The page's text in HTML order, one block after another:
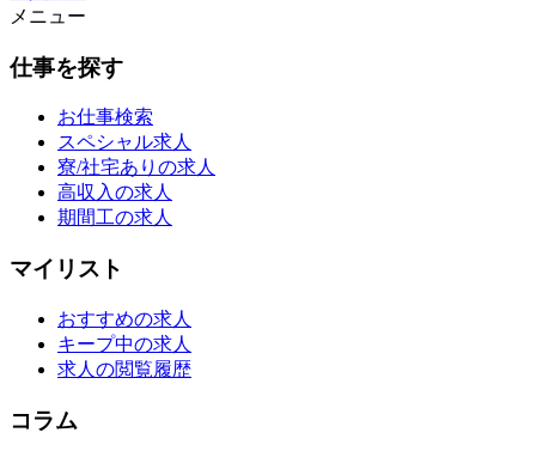
メニュー
仕事を探す
お仕事検索
スペシャル求人
寮/社宅ありの求人
高収入の求人
期間工の求人
マイリスト
おすすめの求人
キープ中の求人
求人の閲覧履歴
コラム